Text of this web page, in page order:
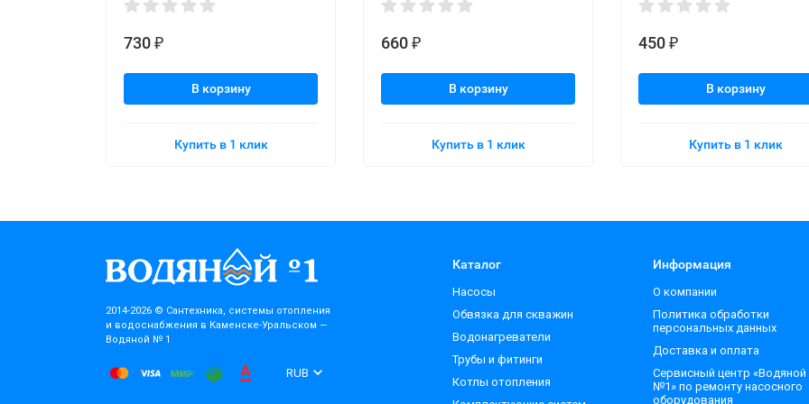
730 ₽
В корзину
Купить в 1 клик
660 ₽
В корзину
Купить в 1 клик
450 ₽
В корзину
Купить в 1 клик
2014-2026 © Cантехника, системы отопления
и водоснабжения в Каменске-Уральском —
Водяной № 1
RUB
Каталог
Насосы
Обвязка для скважин
Водонагреватели
Трубы и фитинги
Котлы отопления
Информация
О компании
Политика обработки
персональных данных
Доставка и оплата
Сервисный центр «Водяной
№1» по ремонту насосного
оборудования